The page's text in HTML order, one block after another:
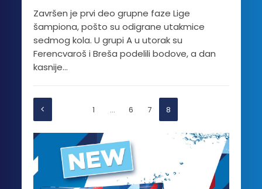
Završen je prvi deo grupne faze Lige
šampiona, pošto su odigrane utakmice
sedmog kola. U grupi A u utorak su
Ferencvaroš i Breša podelili bodove, a dan
kasnije...
1 … 6 7 8